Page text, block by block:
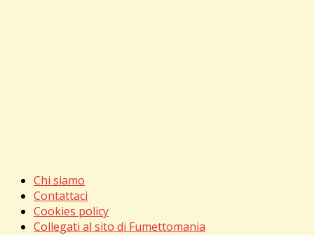
Chi siamo
Contattaci
Cookies policy
Collegati al sito di Fumettomania